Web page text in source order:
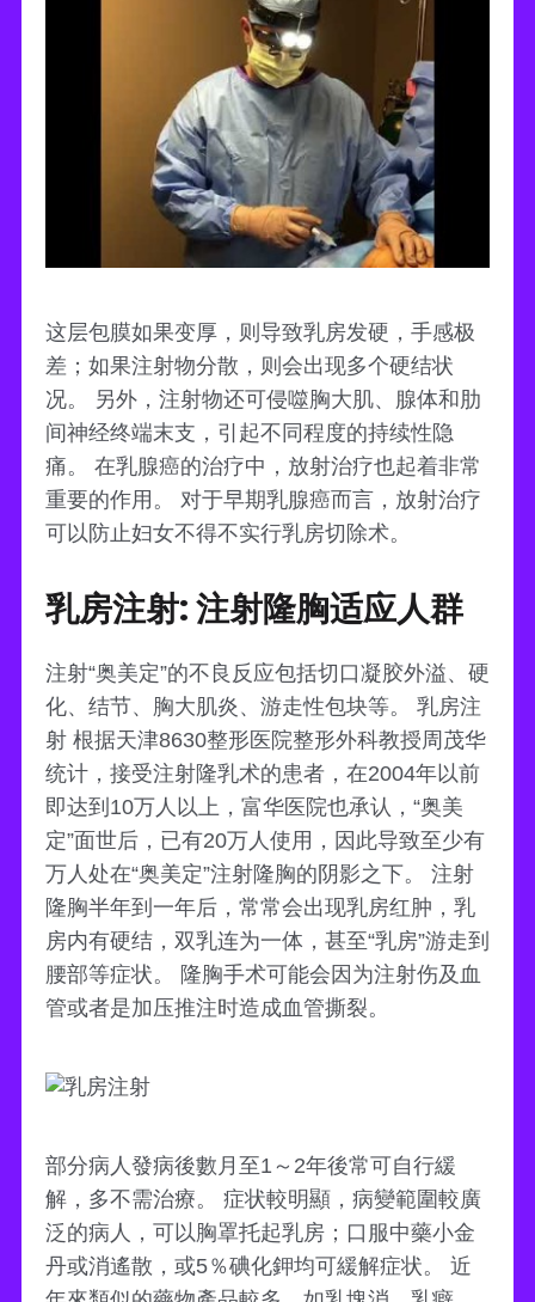
这层包膜如果变厚，则导致乳房发硬，手感极
差；如果注射物分散，则会出现多个硬结状
况。 另外，注射物还可侵噬胸大肌、腺体和肋
间神经终端末支，引起不同程度的持续性隐
痛。 在乳腺癌的治疗中，放射治疗也起着非常
重要的作用。 对于早期乳腺癌而言，放射治疗
可以防止妇女不得不实行乳房切除术。
乳房注射: 注射隆胸适应人群
注射“奥美定”的不良反应包括切口凝胶外溢、硬
化、结节、胸大肌炎、游走性包块等。 乳房注
射 根据天津8630整形医院整形外科教授周茂华
统计，接受注射隆乳术的患者，在2004年以前
即达到10万人以上，富华医院也承认，“奥美
定”面世后，已有20万人使用，因此导致至少有
万人处在“奥美定”注射隆胸的阴影之下。 注射
隆胸半年到一年后，常常会出现乳房红肿，乳
房内有硬结，双乳连为一体，甚至“乳房”游走到
腰部等症状。 隆胸手术可能会因为注射伤及血
管或者是加压推注时造成血管撕裂。
部分病人發病後數月至1～2年後常可自行緩
解，多不需治療。 症状較明顯，病變範圍較廣
泛的病人，可以胸罩托起乳房；口服中藥小金
丹或消遙散，或5％碘化鉀均可緩解症状。 近